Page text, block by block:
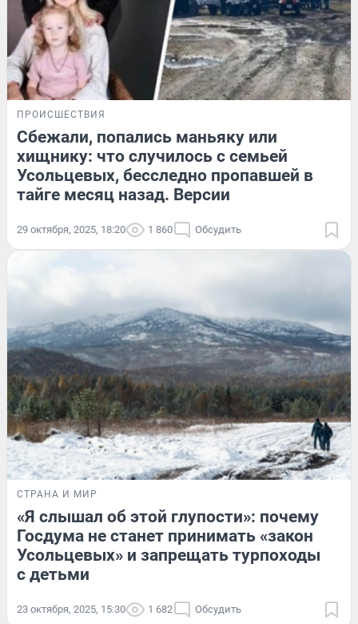
ПРОИСШЕСТВИЯ
Сбежали, попались маньяку или
хищнику: что случилось с семьей
Усольцевых, бесследно пропавшей в
тайге месяц назад. Версии
29 октября, 2025, 18:20 1 860 Обсудить
СТРАНА И МИР
«Я слышал об этой глупости»: почему
Госдума не станет принимать «закон
Усольцевых» и запрещать турпоходы
с детьми
23 октября, 2025, 15:30 1 682 Обсудить